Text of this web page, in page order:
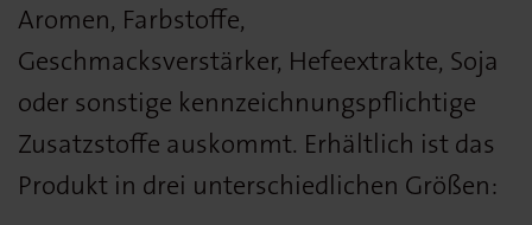
Aromen, Farbstoffe,
Geschmacksverstärker, Hefeextrakte, Soja
oder sonstige kennzeichnungspflichtige
Zusatzstoffe auskommt. Erhältlich ist das
Produkt in drei unterschiedlichen Größen: